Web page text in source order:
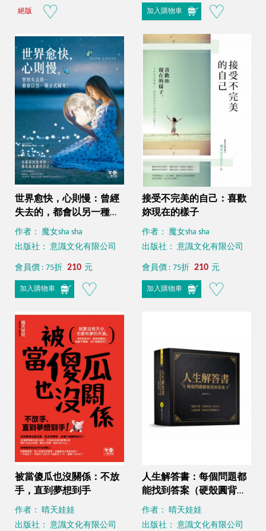
絕版 加入購物車
世界愈快，心則慢：曾經
失去的，都會以另一種方
式歸來（附精美防水書
衣）
作者： 魔女sha sha
出版社： 意識文化有限公司
會員價 : 75折 210 元
加入購物車
接受不完美的自己：喜歡
妳現在的樣子
作者： 魔女sha sha
出版社： 意識文化有限公司
會員價 : 75折 210 元
加入購物車
被當傻瓜也沒關係：不放
手，直到夢想到手
作者： 晴天娃娃
出版社： 意識文化有限公司
人生解答書：每個問題都
能找到答案（硬殼圓背精
裝 + 燙金書封）
作者： 晴天娃娃
出版社： 意識文化有限公司